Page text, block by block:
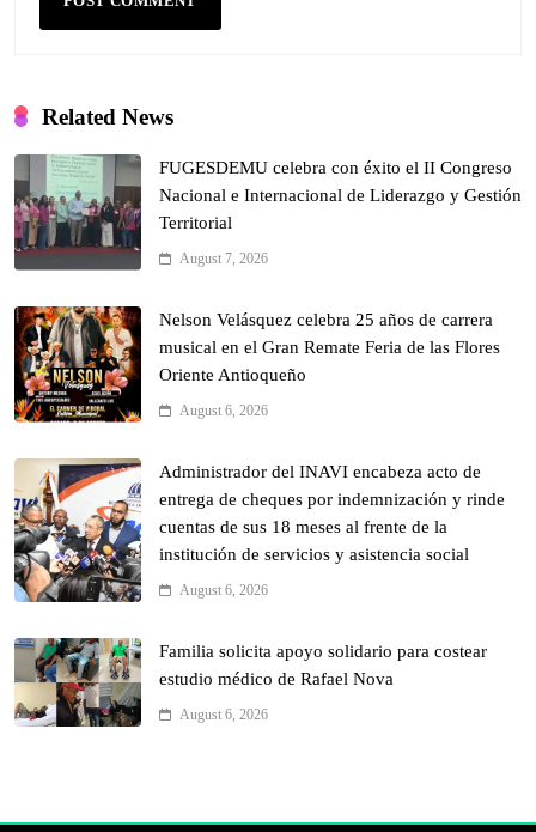
Related News
FUGESDEMU celebra con éxito el II Congreso
Nacional e Internacional de Liderazgo y Gestión
Territorial
August 7, 2026
Nelson Velásquez celebra 25 años de carrera
musical en el Gran Remate Feria de las Flores
Oriente Antioqueño
August 6, 2026
Administrador del INAVI encabeza acto de
entrega de cheques por indemnización y rinde
cuentas de sus 18 meses al frente de la
institución de servicios y asistencia social
August 6, 2026
Familia solicita apoyo solidario para costear
estudio médico de Rafael Nova
August 6, 2026